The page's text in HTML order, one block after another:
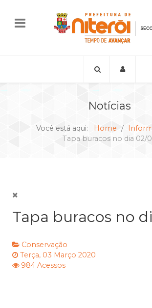
Notícias
Você está aqui: Home
Tapa buracos no dia 02/
Tapa buracos no
Conservação
Terça, 03 Março 2020
984 Acessos